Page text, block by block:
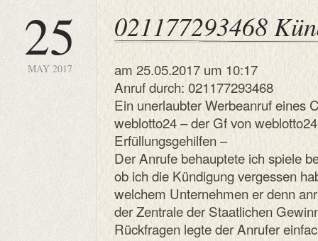
25
MAY 2017
021177293468
am 25.05.2017 um 10:17
Anruf durch: 021177293468
Ein unerlaubter Werbeanruf eines
weblotto24 – der Gf von
Erfüllungsgehilfen –
Der Anrufe behauptete ich spiele
ob ich die Kündigung vergessen
welchem Unternehmen er denn
der Zentrale der Staatlichen
Rückfragen legte der Anrufer